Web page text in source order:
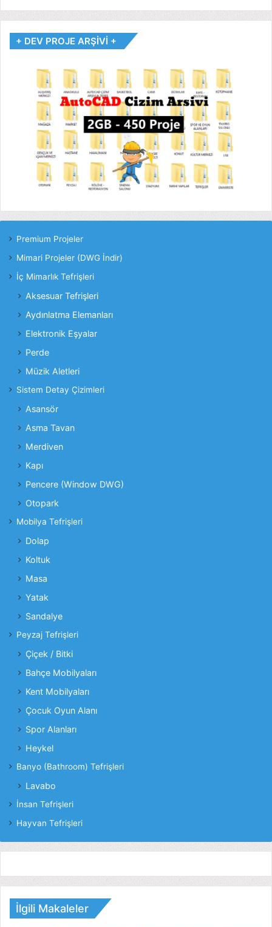
+ DEV PROJE ARŞİVİ +
Premium Projeler
Mimari Projeler (DWG İndir)
İç Mimarlık Tefrişleri
Aksesuar Tefrişleri
Aydınlatma Elemanları
Elektronik Eşyalar
Perde
Müzik Aletleri
Sistem Detay Çizimleri
Asansör
Asma Tavan
Merdiven
Kapı
Pencere (Window DWG)
Otopark
Mobilya Tefrişleri
Dolap
Koltuk
Masa
Yatak
Sandalye
Peyzaj Tefrişleri
Çiçek / Bitki
Bahçe Mobilyaları
Kent Mobilyaları
Çocuk Oyun Alanı
Spor Alanları
Heykel
Banyo (Bathroom) Tefrişleri
Lavabo
İnsan Tefrişleri
Hayvan Tefrişleri
İlgili Makaleler